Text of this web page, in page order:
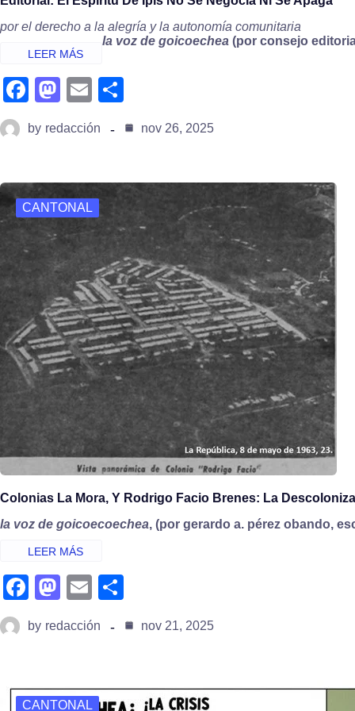
por el derecho a la alegría y la autonomía comunitaria
la voz de goicoechea (por consejo
fa
e
o
o
k
m
st
d
o
n
e
ail ar
by redacción nov 26, 2025
CANTONAL
Colonias La Mora, Y Rodrigo Facio Brenes: La
la voz de goicoecoechea, (por gerardo a. pérez obando,
fa
e
o
m
st
d
e
ail ar
by redacción nov 21, 2025
CANTONAL